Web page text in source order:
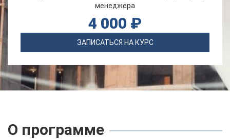
менеджера
4 000 ₽
ЗАПИСАТЬСЯ НА КУРС
О программе